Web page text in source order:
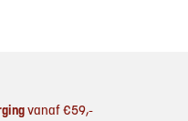
vanaf €59,-